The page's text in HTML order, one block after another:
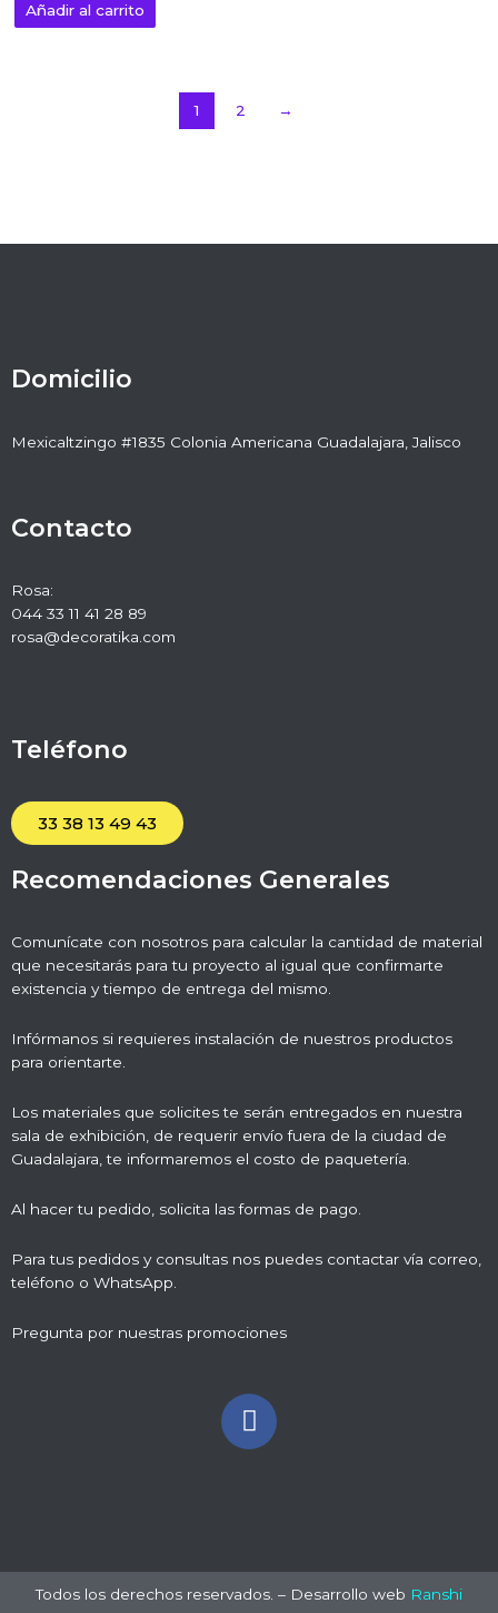
Añadir al carrito
1 2 →
Domicilio
Mexicaltzingo #1835 Colonia Americana Guadalajara, Jalisco
Contacto
Rosa:
044 33 11 41 28 89
rosa@decoratika.com
Teléfono
33 38 13 49 43
Recomendaciones Generales
Comunícate con nosotros para calcular la cantidad de material
que necesitarás para tu proyecto al igual que confirmarte
existencia y tiempo de entrega del mismo.
Infórmanos si requieres instalación de nuestros productos
para orientarte.
Los materiales que solicites te serán entregados en nuestra
sala de exhibición, de requerir envío fuera de la ciudad de
Guadalajara, te informaremos el costo de paquetería.
Al hacer tu pedido, solicita las formas de pago.
Para tus pedidos y consultas nos puedes contactar vía correo,
teléfono o WhatsApp.
Pregunta por nuestras promociones
Todos los derechos reservados. – Desarrollo web Ranshi